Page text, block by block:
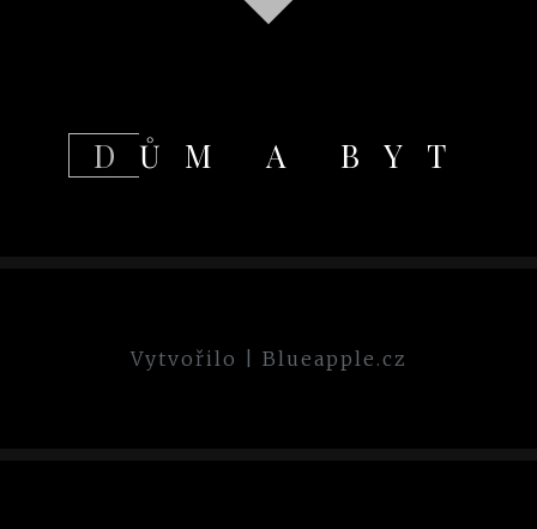
DŮM A BYT
Vytvořilo Blueapple.cz